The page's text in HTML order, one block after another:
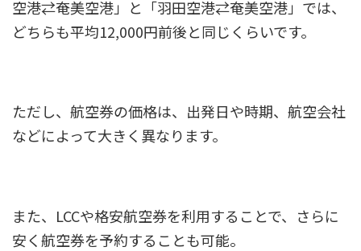
空港⇄奄美空港」と「羽田空港⇄奄美空港」では、
どちらも平均12,000円前後と同じくらいです。
ただし、航空券の価格は、出発日や時期、航空会社
などによって大きく異なります。
また、LCCや格安航空券を利用することで、さらに
安く航空券を予約することも可能。